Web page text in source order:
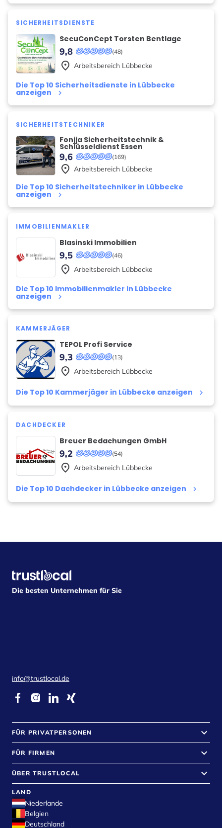
SICHERHEITSDIENSTE
SecuConCept Torsten Bentlage
(48)
9,8
Die Top 10 Sicherheitsdienste in Lübbecke
anzeigen keyboard_arrow_right
place Arbeitsbereich Lübbecke
SICHERHEITSTECHNIKER
Fonjja Sicherheitstechnik &
Schlüsseldienst Essen
(169)
9,6
Die Top 10 Sicherheitstechniker in Lübbecke
anzeigen keyboard_arrow_right
place Arbeitsbereich Lübbecke
IMMOBILIENMAKLER
Blasinski Immobilien
(46)
9,5
Die Top 10 Immobilienmakler in Lübbecke
anzeigen keyboard_arrow_right
place Arbeitsbereich Lübbecke
KAMMERJÄGER
TEPOL Profi Service
(13)
9,3
Die Top 10 Kammerjäger in Lübbecke anzeigen keyboard_arrow_right
place Arbeitsbereich Lübbecke
DACHDECKER
Breuer Bedachungen GmbH
(54)
9,2
Die Top 10 Dachdecker in Lübbecke anzeigen keyboard_arrow_right
place Arbeitsbereich Lübbecke
Die besten Unternehmen für Sie
info@trustlocal.de
FÜR PRIVATPERSONEN keyboard_arrow_down
FÜR FIRMEN keyboard_arrow_down
ÜBER TRUSTLOCAL keyboard_arrow_down
LAND
Niederlande
Belgien
Deutschland